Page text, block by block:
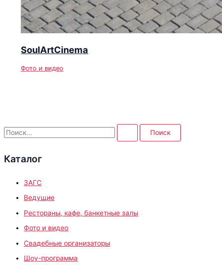
SoulArtCinema
Фото и видео
П
и
Каталог
ЗАГС
Ведущие
Рестораны, кафе, банкетные залы
Фото и видео
Свадебные организаторы
Шоу-программа